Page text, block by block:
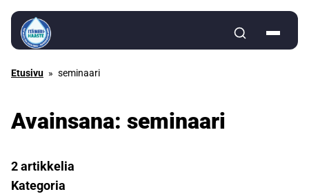
Siirry sisältöön
Etusivu » seminaari
Avainsana: seminaari
Kategoria
2 artikkelia